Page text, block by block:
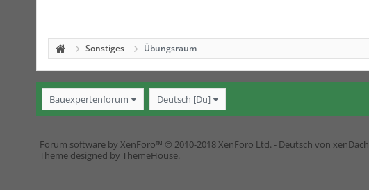
Sonstiges Übungsraum
Bauexpertenforum Deutsch [Du]
Forum software by XenForo™ © 2010-2018 XenForo Ltd. - Deutsch von xenDach
Theme designed by ThemeHouse.